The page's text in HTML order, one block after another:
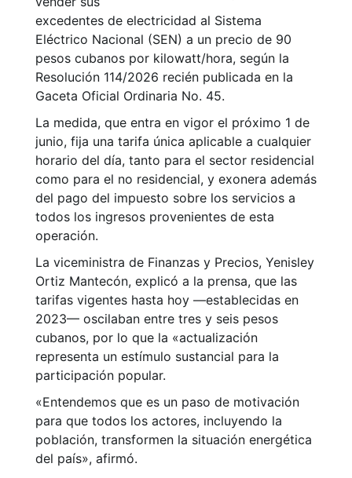
excedentes de electricidad al Sistema
Eléctrico Nacional (SEN) a un precio de 90
pesos cubanos por kilowatt/hora, según la
Resolución 114/2026 recién publicada en la
Gaceta Oficial Ordinaria No. 45.
La medida, que entra en vigor el próximo 1 de
junio, fija una tarifa única aplicable a cualquier
horario del día, tanto para el sector residencial
como para el no residencial, y exonera además
del pago del impuesto sobre los servicios a
todos los ingresos provenientes de esta
operación.
La viceministra de Finanzas y Precios, Yenisley
Ortiz Mantecón, explicó a la prensa, que las
tarifas vigentes hasta hoy —establecidas en
2023— oscilaban entre tres y seis pesos
cubanos, por lo que la «actualización
representa un estímulo sustancial para la
participación popular.
«Entendemos que es un paso de motivación
para que todos los actores, incluyendo la
población, transformen la situación energética
del país», afirmó.